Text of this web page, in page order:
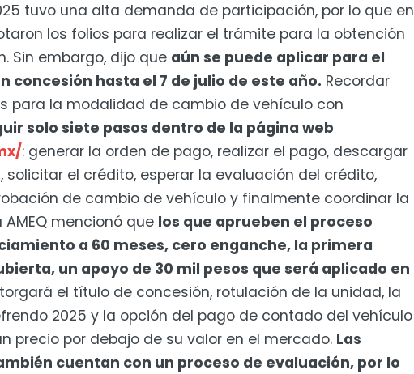
tuvo una alta demanda de participación, por lo que en
los folios para realizar el trámite para la obtención
Sin embargo, dijo que aún se puede aplicar para el
concesión hasta el 7 de julio de este año. Recordar
para la modalidad de cambio de vehículo con
solo siete pasos dentro de la página web
: generar la orden de pago, realizar el pago, descargar
solicitar el crédito, esperar la evaluación del crédito,
de cambio de vehículo y finalmente coordinar la
mencionó que los que aprueben el proceso
a 60 meses, cero enganche, la primera
un apoyo de 30 mil pesos que será aplicado en
el título de concesión, rotulación de la unidad, la
2025 y la opción del pago de contado del vehículo
precio por debajo de su valor en el mercado. Las
cuentan con un proceso de evaluación, por lo